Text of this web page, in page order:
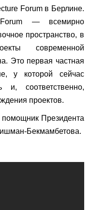
Forum в Берлине.
Forum — всемирно
пространство, в
современной
Это первая частная
у которой сейчас
и, соответственно,
проектов.
Президента
Бекмамбетова.